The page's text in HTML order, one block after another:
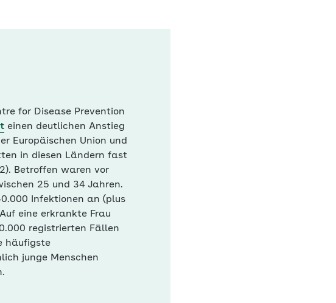
for Disease Prevention
einen deutlichen Anstieg
Europäischen Union und
in diesen Ländern fast
Betroffen waren vor
25 und 34 Jahren.
Infektionen an (plus
eine erkrankte Frau
registrierten Fällen
häufigste
junge Menschen